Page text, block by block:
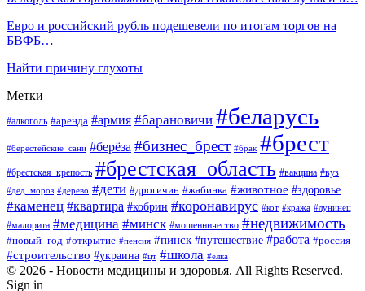
Евро и российский рубль подешевели по итогам торгов на
БВФБ…
Найти причину глухоты
Метки
#алкоголь #аренда #армия #барановичи #беларусь
#берестейские_сани #берёза #бизнес_брест #брак #брест
#брестская_крепость #брестская_область #вакцина #вуз
#дед_мороз #дерево #дети #дрогичин #жабинка #животное #здоровье
#каменец #квартира #кобрин #коронавирус #кот #кража #лунинец
#малорита #медицина #минск #мошенничество #недвижимость
#новый_год #открытие #пенсия #пинск #путешествие #работа #россия
#строительство #украина #цт #школа #ёлка
© 2026 - Новости медицины и здоровья. All Rights Reserved.
Sign in